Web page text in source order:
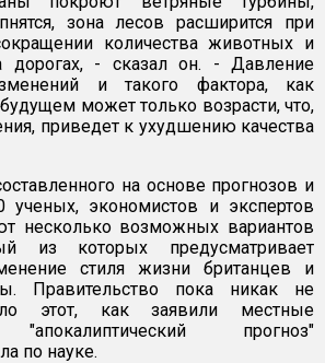
зона лесов расширится при
количества животных и
дорогах, - сказал он. - Давление
и такого фактора, как
может только возрасти, что,
приведет к ухудшению качества
на основе прогнозов и
ученых, экономистов и экспертов
несколько возможных вариантов
из которых предусматривает
стиля жизни британцев и
Правительство пока никак не
этот, как заявили местные
"апокалиптический прогноз"
по науке.